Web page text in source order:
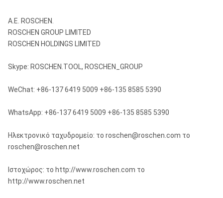
Α.Ε. ROSCHEN.
ROSCHEN GROUP LIMITED
ROSCHEN HOLDINGS LIMITED
Skype: ROSCHEN.TOOL, ROSCHEN_GROUP
WeChat: +86-137 6419 5009 +86-135 8585 5390
WhatsApp: +86-137 6419 5009 +86-135 8585 5390
Ηλεκτρονικό ταχυδρομείο: το roschen@roschen.com το
roschen@roschen.net
Ιστοχώρος: το http://www.roschen.com το
http://www.roschen.net